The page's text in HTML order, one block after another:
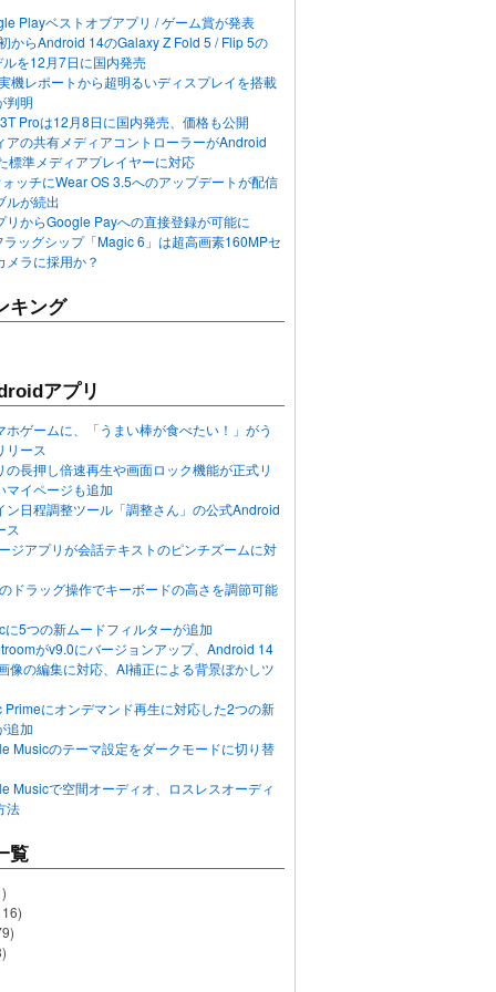
Playベストオブアプリ / ゲーム賞が発表
からAndroid 14のGalaxy Z Fold 5 / Flip 5の
を12月7日に国内発売
機レポートから超明るいディスプレイを搭載
判明
Proは12月8日に国内発売、価格も公開
アの共有メディアコントローラーがAndroid
標準メディアプレイヤーに対応
ッチにWear OS 3.5へのアップデートが配信
ルが続出
リからGoogle Payへの直接登録が可能に
ッグシップ「Magic 6」は超高画素160MPセ
メラに採用か？
キング
アプリ
ホゲームに、「うまい棒が食べたい！」がう
リース
の長押し倍速再生や画面ロック機能が正式リ
マイページも追加
ン日程調整ツール「調整さん」の公式Android
ス
ジアプリが会話テキストのピンチズームに対
ドラッグ操作でキーボードの高さを調節可能
に5つの新ムードフィルターが追加
がv9.0にバージョンアップ、Android 14
像の編集に対応、AI補正による背景ぼかしツ
Primeにオンデマンド再生に対応した2つの新
追加
Musicのテーマ設定をダークモードに切り替
Musicで空間オーディオ、ロスレスオーディ
法
覧